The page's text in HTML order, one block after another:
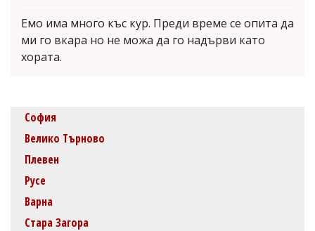
Емо има много къс кур. Преди време се опита да
ми го вкара но не можа да го надърви като
хората.
София
Велико Търново
Плевен
Русе
Варна
Стара Загора